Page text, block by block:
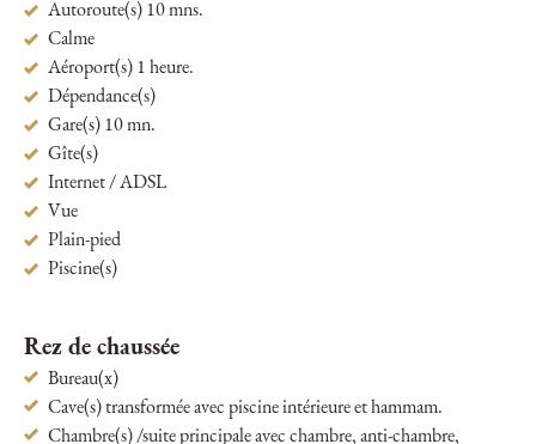
Autoroute(s) 10 mns.
Calme
Aéroport(s) 1 heure.
Dépendance(s)
Gare(s) 10 mn.
Gîte(s)
Internet / ADSL
Vue
Plain-pied
Piscine(s)
Rez de chaussée
Bureau(x)
Cave(s) transformée avec piscine intérieure et hammam.
Chambre(s) /suite principale avec chambre, anti-chambre,